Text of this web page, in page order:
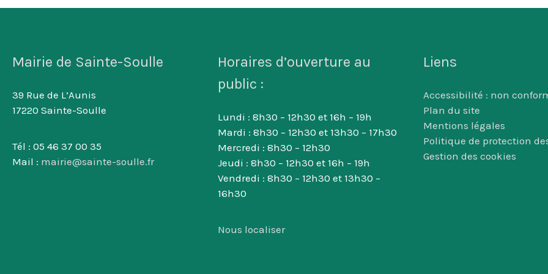
Mairie de Sainte-Soulle
39 Rue de L’Aunis
17220 Sainte-Soulle
Tél : 05 46 37 00 35
Mail : mairie@sainte-soulle.fr
Horaires d’ouverture au
public :
Lundi : 8h30 – 12h30 et 16h – 19h
Mardi : 8h30 – 12h30 et 13h30 – 17h30
Mercredi : 8h30 – 12h30
Jeudi : 8h30 – 12h30 et 16h – 19h
Vendredi : 8h30 – 12h30 et 13h30 –
16h30
Nous localiser
Liens
Accessibilité : non
Plan du site
Mentions légales
Politique de protection
Gestion des cookies